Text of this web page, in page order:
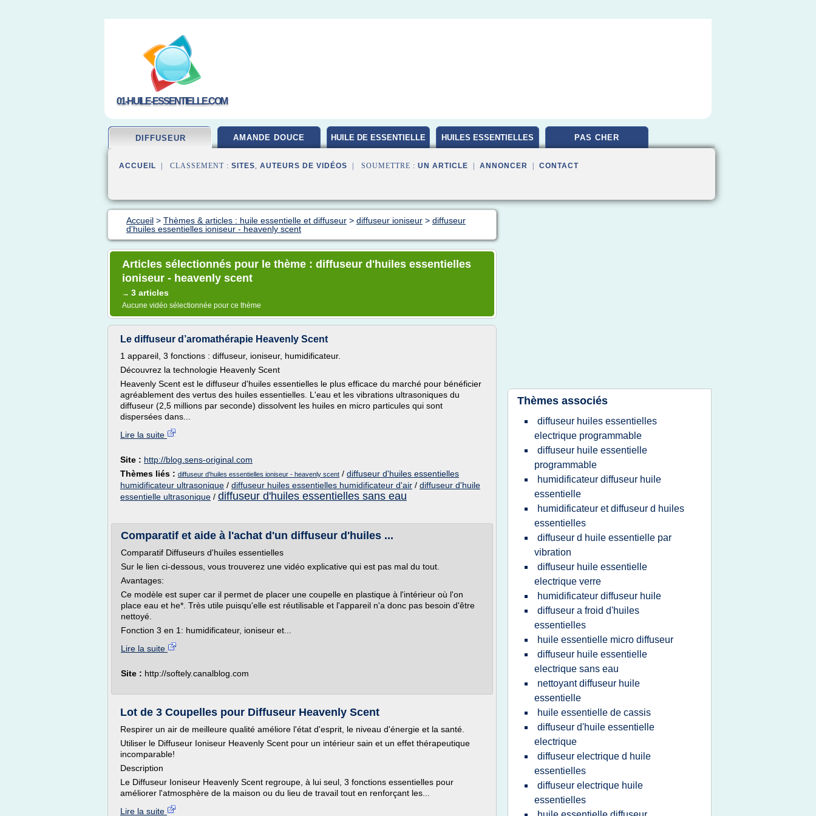
01-HUILE-ESSENTIELLE.COM
DIFFUSEUR AMANDE DOUCE HUILE DE ESSENTIELLE HUILES ESSENTIELLES PAS CHER
ACCUEIL | CLASSEMENT : SITES, AUTEURS DE VIDÉOS | SOUMETTRE : UN ARTICLE ANNONCER CONTACT
Accueil > Thèmes & articles : huile essentielle et diffuseur > diffuseur ioniseur > diffuseur
d'huiles essentielles ioniseur - heavenly scent
Articles sélectionnés pour le thème : diffuseur d'huiles essentielles
ioniseur - heavenly scent
→ 3 articles
Aucune vidéo sélectionnée pour ce thème
Le diffuseur d’aromathérapie Heavenly Scent
1 appareil, 3 fonctions : diffuseur, ioniseur, humidificateur.
Découvrez la technologie Heavenly Scent
Heavenly Scent est le diffuseur d'huiles essentielles le plus efficace du marché pour bénéficier
agréablement des vertus des huiles essentielles. L'eau et les vibrations ultrasoniques du
diffuseur (2,5 millions par seconde) dissolvent les huiles en micro particules qui sont
dispersées dans...
Lire la suite
Site : http://blog.sens-original.com
Thèmes liés : diffuseur d'huiles essentielles ioniseur - heavenly scent / diffuseur d'huiles essentielles
humidificateur ultrasonique / diffuseur huiles essentielles humidificateur d'air / diffuseur d'huile
essentielle ultrasonique / diffuseur d'huiles essentielles sans eau
Comparatif et aide à l'achat d'un diffuseur d'huiles ...
Comparatif Diffuseurs d'huiles essentielles
Sur le lien ci-dessous, vous trouverez une vidéo explicative qui est pas mal du tout.
Avantages:
Ce modèle est super car il permet de placer une coupelle en plastique à l'intérieur où l'on
place eau et he*. Très utile puisqu'elle est réutilisable et l'appareil n'a donc pas besoin d'être
nettoyé.
Fonction 3 en 1: humidificateur, ioniseur et...
Lire la suite
Site : http://softely.canalblog.com
Lot de 3 Coupelles pour Diffuseur Heavenly Scent
Respirer un air de meilleure qualité améliore l'état d'esprit, le niveau d'énergie et la santé.
Utiliser le Diffuseur Ioniseur Heavenly Scent pour un intérieur sain et un effet thérapeutique
incomparable!
Description
Le Diffuseur Ioniseur Heavenly Scent regroupe, à lui seul, 3 fonctions essentielles pour
améliorer l'atmosphère de la maison ou du lieu de travail tout en renforçant les...
Lire la suite
Thèmes associés
diffuseur huiles essentielles
electrique programmable
diffuseur huile essentielle
programmable
humidificateur diffuseur huile
essentielle
humidificateur et diffuseur d huiles
essentielles
diffuseur d huile essentielle par
vibration
diffuseur huile essentielle
electrique verre
humidificateur diffuseur huile
diffuseur a froid d'huiles
essentielles
huile essentielle micro diffuseur
diffuseur huile essentielle
electrique sans eau
nettoyant diffuseur huile
essentielle
huile essentielle de cassis
diffuseur d'huile essentielle
electrique
diffuseur electrique d huile
essentielles
diffuseur electrique huile
essentielles